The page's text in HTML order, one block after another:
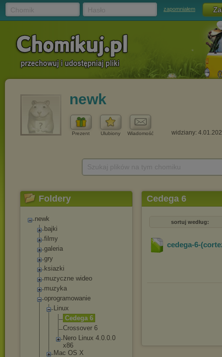
zapomniałem
newk
Prezent Ulubiony Wiadomość widziany:
Foldery
newk
bajki
filmy
galeria
gry
ksiazki
muzyczne wideo
muzyka
oprogramowanie
Linux
Cedega 6
Crossover 6
Nero Linux 4.0.0.0
x86
Mac OS X
Cedega 6
sortuj według:
cedega-6-